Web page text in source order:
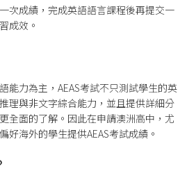
次成績，完成英語語言課程後再提交一
成效。
能力為主，AEAS考試不只測試學生的英
理與非文字綜合能力，並且提供詳細分
全面的了解。因此在申請澳洲高中，尤
好海外的學生提供AEAS考試成績。